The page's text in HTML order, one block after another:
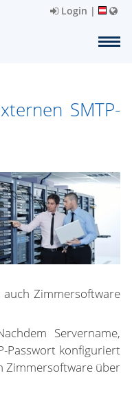
Login |
SMTP-
Zimmersoftware
Servername,
Passwort konfiguriert
Zimmersoftware über